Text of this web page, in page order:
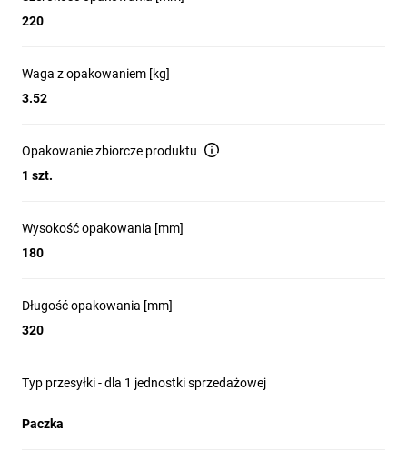
220
Waga z opakowaniem [kg]
3.52
Opakowanie zbiorcze produktu
1 szt.
Wysokość opakowania [mm]
180
Długość opakowania [mm]
320
Typ przesyłki - dla 1 jednostki sprzedażowej
Paczka